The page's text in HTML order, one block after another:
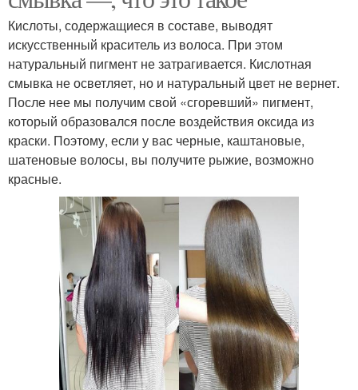
Кислоты, содержащиеся в составе, выводят
искусственный краситель из волоса. При этом
натуральный пигмент не затрагивается. Кислотная
смывка не осветляет, но и натуральный цвет не вернет.
После нее мы получим свой «сгоревший» пигмент,
который образовался после воздействия оксида из
краски. Поэтому, если у вас черные, каштановые,
шатеновые волосы, вы получите рыжие, возможно
красные.